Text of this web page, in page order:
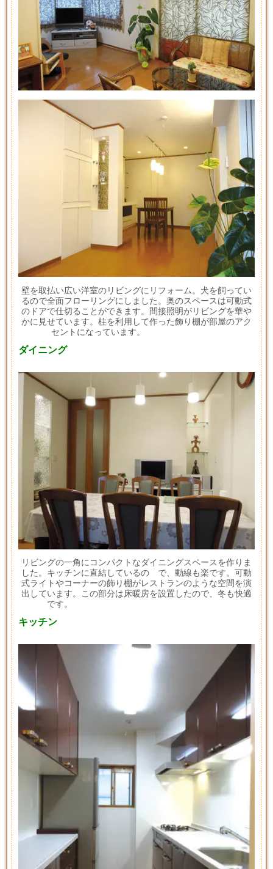
壁を取払い広い洋室のリビングにリフォーム。犬を飼ってい
るので全面フローリングにしました。奥のスペースは可動式
のドアで仕切ることができます。間接照明がリビングを華や
かに見せています。柱を利用して作った飾り棚が部屋のアク
セントになっています。
ダイニング
リビングの一角にコンパクトなダイニングスペースを作りま
した。キッチンに直結しているの で、動線も楽です。可動
式ライトやコーナーの飾り棚がレストランのような空間を演
出しています。この部分は床暖房を設置したので、冬も快適
です。
キッチン